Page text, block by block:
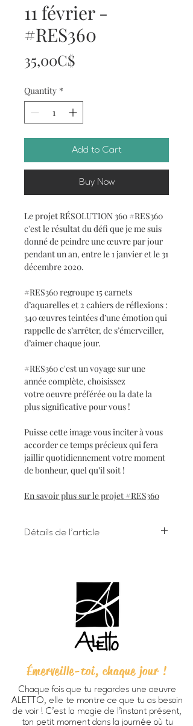
11 février -
#RES360
35,00C$
Quantity *
Add to Cart
Buy Now
Le projet RÉSOLUTION 360 #RES360
c'est le résultat du défi que je me suis
donné de peindre une œuvre par jour
pendant un an, entre le 1 janvier et le 31
décembre 2020.
#RES360 regroupe 15 carnets
d’aquarelles et 2 cahiers de réflexions :
340 œuvres teintées d’une émotion qui
rappelle de s’arrêter, de s’émerveiller,
d’aimer chaque jour.
#RES360 c'est un voyage sur une
année complète, choisissez
votre oeuvre préférée ou la date la
plus significative pour vous !
Puisse cette image vous inciter à vous
accorder ce temps précieux qui fera
jaillir quotidiennement votre moment
de bonheur, quel qu’il soit !
En savoir plus sur le projet #RES360
Détails de l'article
Dimensions 8 X 10 pouces (203 X
254 cm) incluant bordure
Chaque oeuvre est signée à la main
Papier beaux-arts Verona 250
HD, fini mat lisse, sans acide, 100%
Prête à encadrer -cadre non
inclus
Emballage personnalisé ALETTO
parfait pour offrir en cadeau
Imprimée à Trois-Rivières
Émerveille-toi, chaque jour !
Chaque fois que tu regardes une oeuvre
ALETTO, elle te montre ce que tu as besoin
de voir ! C’est la magie de l’instant présent,
ton petit moment dans la journée où tu